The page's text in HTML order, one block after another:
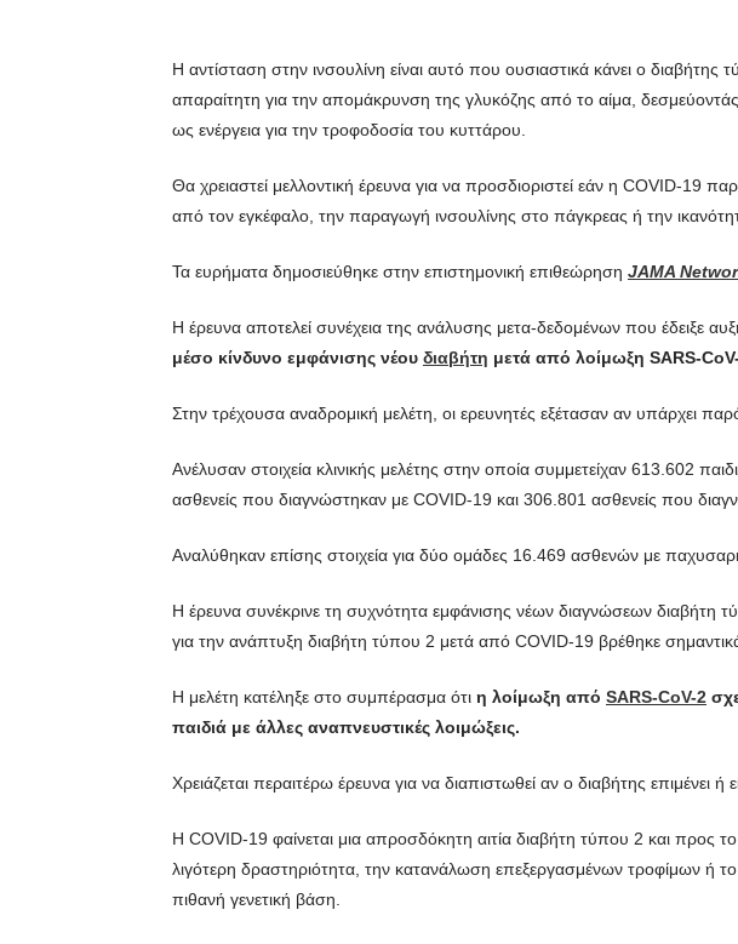
Η αντίσταση στην ινσουλίνη είναι αυτό που ουσιαστικά κάνει ο
απαραίτητη για την απομάκρυνση της γλυκόζης από το αίμα,
ως ενέργεια για την τροφοδοσία του κυττάρου.
Θα χρειαστεί μελλοντική έρευνα για να προσδιοριστεί εάν η COVID-19
από τον εγκέφαλο, την παραγωγή ινσουλίνης στο πάγκρεας ή την
Τα ευρήματα δημοσιεύθηκε στην επιστημονική επιθεώρηση JAMA
Η έρευνα αποτελεί συνέχεια της ανάλυσης μετα-δεδομένων που έδειξε
μέσο κίνδυνο εμφάνισης νέου διαβήτη μετά από λοίμωξη SARS-
Στην τρέχουσα αναδρομική μελέτη, οι ερευνητές εξέτασαν αν υπάρχει
Ανέλυσαν στοιχεία κλινικής μελέτης στην οποία συμμετείχαν 613.602
ασθενείς που διαγνώστηκαν με COVID-19 και 306.801 ασθενείς που
Αναλύθηκαν επίσης στοιχεία για δύο ομάδες 16.469 ασθενών με
Η έρευνα συνέκρινε τη συχνότητα εμφάνισης νέων διαγνώσεων διαβήτη
για την ανάπτυξη διαβήτη τύπου 2 μετά από COVID-19 βρέθηκε
Η μελέτη κατέληξε στο συμπέρασμα ότι η λοίμωξη από SARS-CoV-2
παιδιά με άλλες αναπνευστικές λοιμώξεις.
Χρειάζεται περαιτέρω έρευνα για να διαπιστωθεί αν ο διαβήτης επιμένει
Η COVID-19 φαίνεται μια απροσδόκητη αιτία διαβήτη τύπου 2 και προς
λιγότερη δραστηριότητα, την κατανάλωση επεξεργασμένων τροφίμων ή το
πιθανή γενετική βάση.